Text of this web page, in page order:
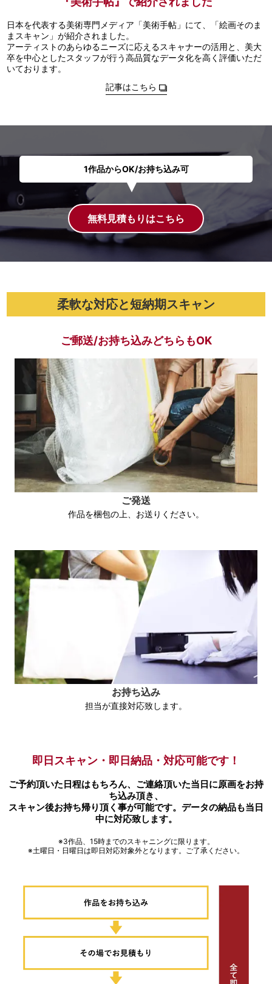
日本を代表する美術専門メディア「美術手帖」にて、「絵画そのま
まスキャン」が紹介されました。
アーティストのあらゆるニーズに応えるスキャナーの活用と、美大
卒を中心としたスタッフが行う高品質なデータ化を高く評価いただ
いております。
記事はこちら
1作品からOK/お持ち込み可
無料見積もりはこちら
柔軟な対応と短納期スキャン
ご郵送/お持ち込みどちらもOK
ご発送
作品を梱包の上、お送りください。
お持ち込み
担当が直接対応致します。
即日スキャン・即日納品・対応可能です！
ご予約頂いた日程はもちろん、ご連絡頂いた当日に原画をお持
ち込み頂き、
スキャン後お持ち帰り頂く事が可能です。データの納品も当日
中に対応致します。
※3作品、15時までのスキャニングに限ります。
※土曜日・日曜日は即日対応対象外となります。ご了承ください。